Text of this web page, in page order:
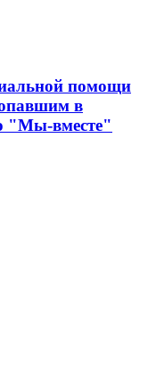
помощи
в
"Мы-вместе"